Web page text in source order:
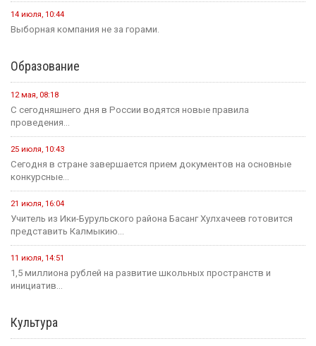
14 июля, 10:44
Выборная компания не за горами.
Образование
12 мая, 08:18
С сегодняшнего дня в России водятся новые правила
проведения...
25 июля, 10:43
Сегодня в стране завершается прием документов на основные
конкурсные...
21 июля, 16:04
Учитель из Ики-Бурульского района Басанг Хулхачеев готовится
представить Калмыкию...
11 июля, 14:51
1,5 миллиона рублей на развитие школьных пространств и
инициатив...
Культура